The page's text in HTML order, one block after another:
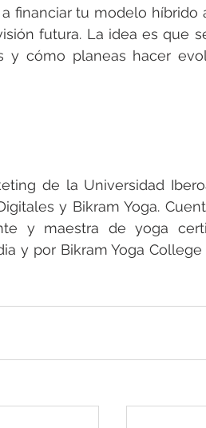
financiar tu modelo híbrido
futura. La idea es que
cómo planeas hacer
de la Universidad
y Bikram Yoga.
y maestra de yoga
y por Bikram Yoga